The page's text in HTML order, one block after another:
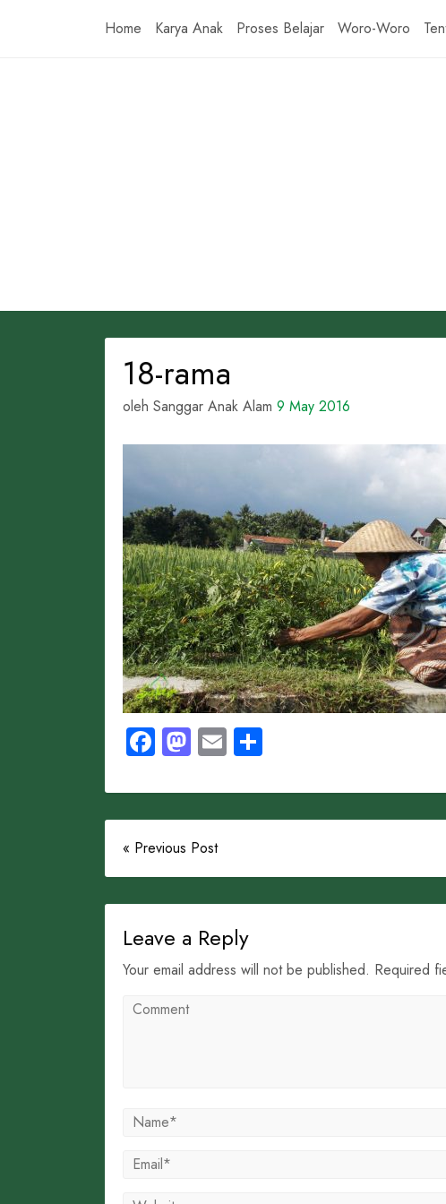
Home Karya Anak Proses Belajar Woro-Woro
18-rama
oleh Sanggar Anak Alam 9 May 2016
Facebook
Mastodon
Email
« Previous Post
Leave a Reply
Your email address will not be published. Required